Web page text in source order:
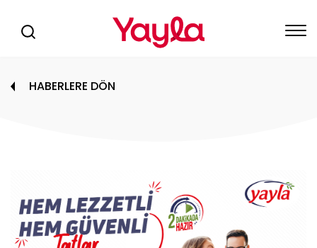
HABERLERE DÖN